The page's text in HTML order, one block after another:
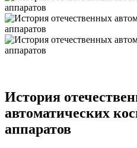
История
автоматических
аппаратов